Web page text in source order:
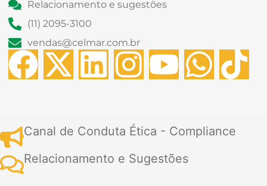
Relacionamento e sugestões
(11) 2095-3100
vendas@celmar.com.br
F
c
e
X
t
w
L
n
k
I
s
t
Y
u
t
W
a
T
k
Canal de Conduta Ética - Compliance
Relacionamento e Sugestões